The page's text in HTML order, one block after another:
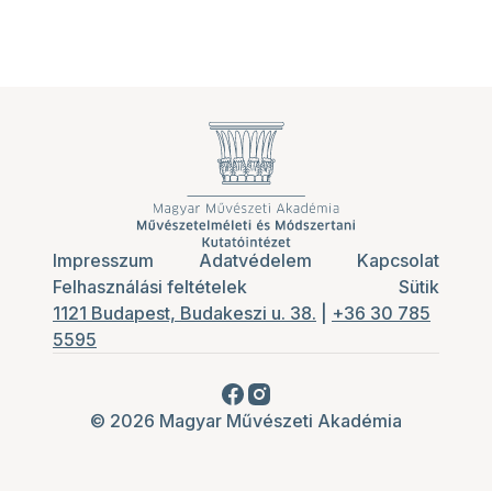
Impresszum Adatvédelem
Kapcsolat
Felhasználási feltételek
Sütik
1121 Budapest, Budakeszi u. 38.
+36 30 785
5595
© 2026 Magyar Művészeti Akadémia